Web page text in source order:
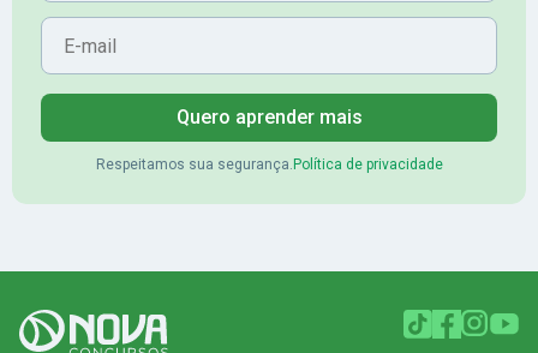
E-mail
Quero aprender mais
Respeitamos sua segurança. Política de privacidade